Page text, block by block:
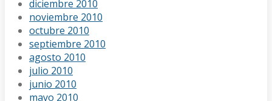
diciembre 2010
noviembre 2010
octubre 2010
septiembre 2010
agosto 2010
julio 2010
junio 2010
mayo 2010